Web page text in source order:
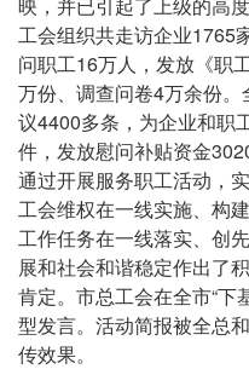
工会组织共走访企业1765
问职工16万人，发放《职
万份、调查问卷4万余份
议4400多条，为企业和职
件，发放慰问补贴资金
通过开展服务职工活动，
工会维权在一线实施、构
工作任务在一线落实、创
展和社会和谐稳定作出了
肯定。市总工会在全市“下
型发言。活动简报被全总
传效果。